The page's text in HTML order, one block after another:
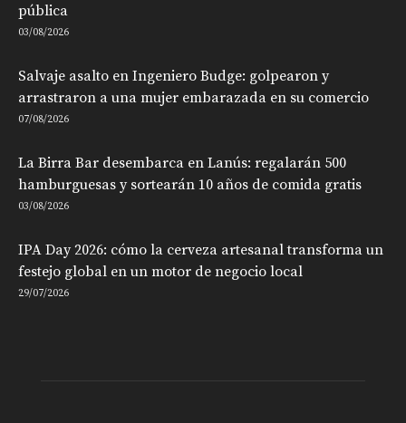
pública
03/08/2026
Salvaje asalto en Ingeniero Budge: golpearon y
arrastraron a una mujer embarazada en su comercio
07/08/2026
La Birra Bar desembarca en Lanús: regalarán 500
hamburguesas y sortearán 10 años de comida gratis
03/08/2026
IPA Day 2026: cómo la cerveza artesanal transforma un
festejo global en un motor de negocio local
29/07/2026